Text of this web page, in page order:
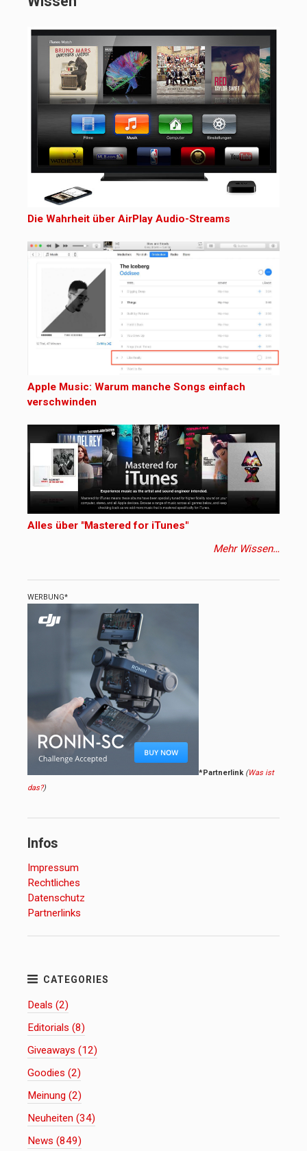
Die Wahrheit über AirPlay Audio-Streams
Apple Music: Warum manche Songs einfach
verschwinden
Alles über "Mastered for iTunes"
Mehr Wissen…
WERBUNG*
*Partnerlink (Was ist
das?)
Infos
Impressum
Rechtliches
Datenschutz
Partnerlinks
Deals (2)
Editorials (8)
Giveaways (12)
Goodies (2)
Meinung (2)
Neuheiten (34)
News (849)